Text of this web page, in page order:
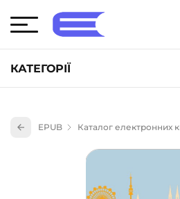
КАТЕГОРІЇ
Книги для дітей (836)
Книги для підлітків (240)
Науково-популярна література
EPUB Каталог електронних